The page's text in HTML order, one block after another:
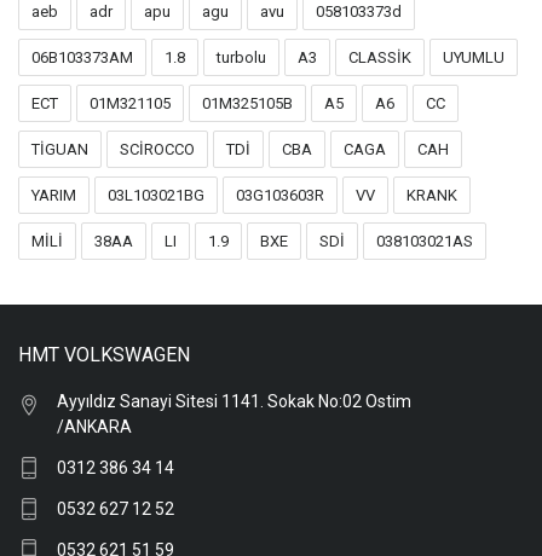
aeb adr apu agu avu 058103373d
06B103373AM 1.8 turbolu A3 CLASSİK UYUMLU
ECT 01M321105 01M325105B A5 A6 CC
TİGUAN SCİROCCO TDİ CBA CAGA CAH
YARIM 03L103021BG 03G103603R VV KRANK
MİLİ 38AA LI 1.9 BXE SDİ 038103021AS
HMT VOLKSWAGEN
Ayyıldız Sanayi Sitesi 1141. Sokak No:02 Ostim
/ANKARA
0312 386 34 14
0532 627 12 52
0532 621 51 59